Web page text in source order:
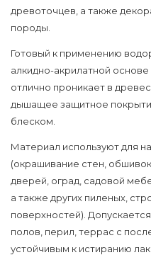
древоточцев, а также
породы.
Готовый к применению
алкидно-акрилатной
отлично проникает в
дышащее защитное
блеском.
Материал используют для
(окрашивание стен,
дверей, оград, садовой
а также других пиленых,
поверхностей).
полов, перил, террас с
устойчивым к истиранию